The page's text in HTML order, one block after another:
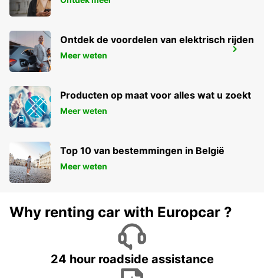
AFULA
AFULA - ISRAEL
Ontdek de voordelen van elektrisch rijden
Meer weten
Producten op maat voor alles wat u zoekt
Meer weten
Top 10 van bestemmingen in België
Meer weten
Why renting car with Europcar ?
24 hour roadside assistance